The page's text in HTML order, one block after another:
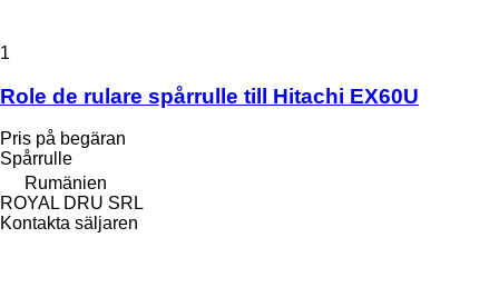
1
Role de rulare spårrulle till Hitachi EX60U
Pris på begäran
Spårrulle
Rumänien
ROYAL DRU SRL
Kontakta säljaren